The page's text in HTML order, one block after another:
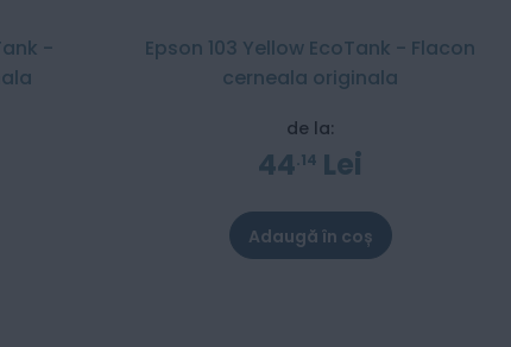
-
Epson 103 Yellow EcoTank - Flacon
cerneala originala
de la:
44 14 Lei
Adaugă în coș